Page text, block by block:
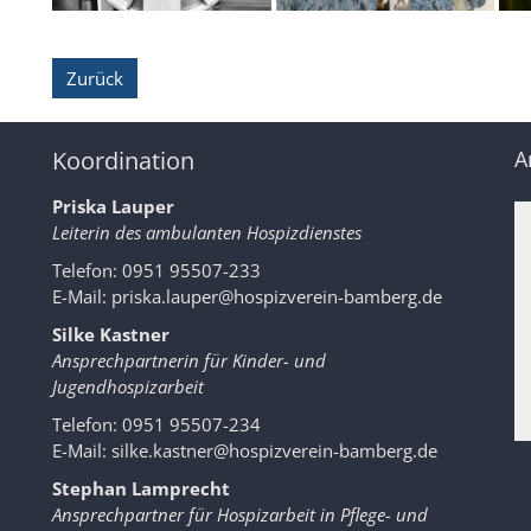
Zurück
Koordination
Priska Lauper
Leiterin des ambulanten Hospizdienstes
Telefon: 0951 95507-233
E-Mail: priska.lauper@hospizverein-bamberg.de
Silke Kastner
Ansprechpartnerin für Kinder- und
Jugendhospizarbeit
Telefon: 0951 95507-234
E-Mail: silke.kastner@hospizverein-bamberg.de
Stephan Lamprecht
Ansprechpartner für Hospizarbeit in Pflege- und